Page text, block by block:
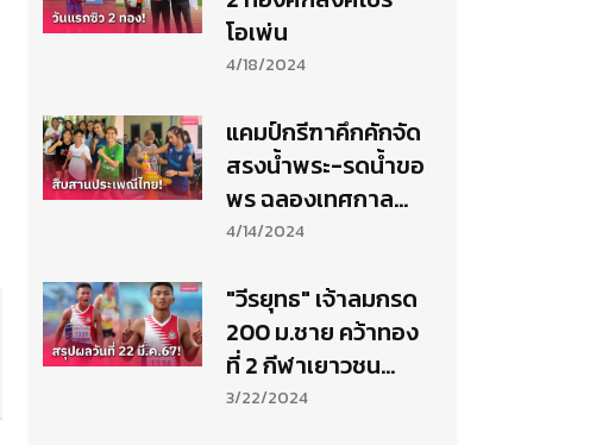
โอเพ่น
4/18/2024
แคมป์กรีฑาคึกคักจัด
สรงน้ำพระ-รดน้ำขอ
พร ฉลองเทศกาล
สงกรานต์
4/14/2024
"วีรยุทธ" เจ้าลมกรด
200 ม.ชาย คว้าทอง
ที่ 2 กีฬาเยาวชน
ราชบุรีเกมส์
3/22/2024